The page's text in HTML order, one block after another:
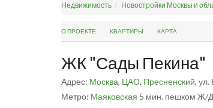
Недвижимость Новостройки Москвы и
О ПРОЕКТЕ КВАРТИРЫ КАРТА
ЖК "Сады Пекина"
Адрес: Москва, ЦАО, Пресненский, ул.
Метро: Маяковская 5 мин. пешком Ж/Д